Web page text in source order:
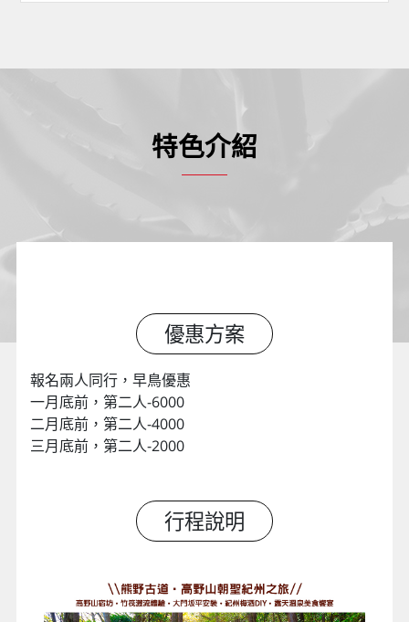
特色介紹
優惠方案
報名兩人同行，早鳥優惠
一月底前，第二人-6000
二月底前，第二人-4000
三月底前，第二人-2000
行程說明